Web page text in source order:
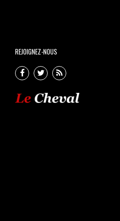
REJOIGNEZ-NOUS